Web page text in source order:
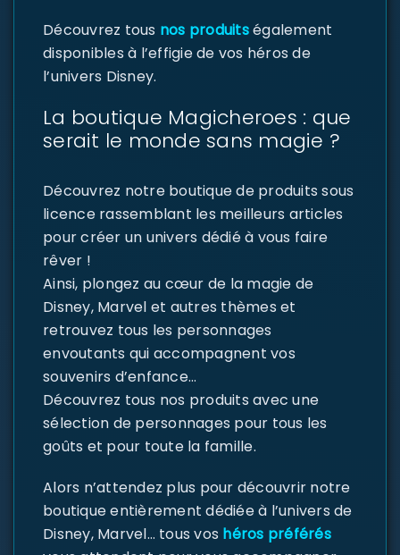
Découvrez tous nos produitségalement
disponibles à l’effigie de vos héros de
l’univers Disney.
La boutique Magicheroes : que
serait le monde sans magie ?
Découvrez notre boutique de produits sous
licence rassemblant les meilleurs articles
pour créer un univers dédié à vous faire
rêver !
Ainsi, plongez au cœur de la magie de
Disney, Marvel et autres thèmes et
retrouvez tous les personnages
envoutants qui accompagnent vos
souvenirs d’enfance…
Découvrez tous nos produits avec une
sélection de personnages pour tous les
goûts et pour toute la famille.
Alors n’attendez plus pour découvrir notre
boutique entièrement dédiée à l’univers de
Disney, Marvel… tous vos héros préférés